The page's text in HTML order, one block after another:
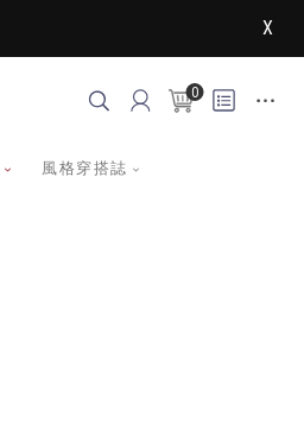
X
0
風格穿搭誌